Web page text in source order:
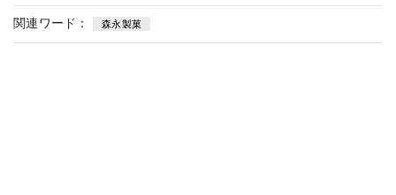
関連ワード： 森永製菓